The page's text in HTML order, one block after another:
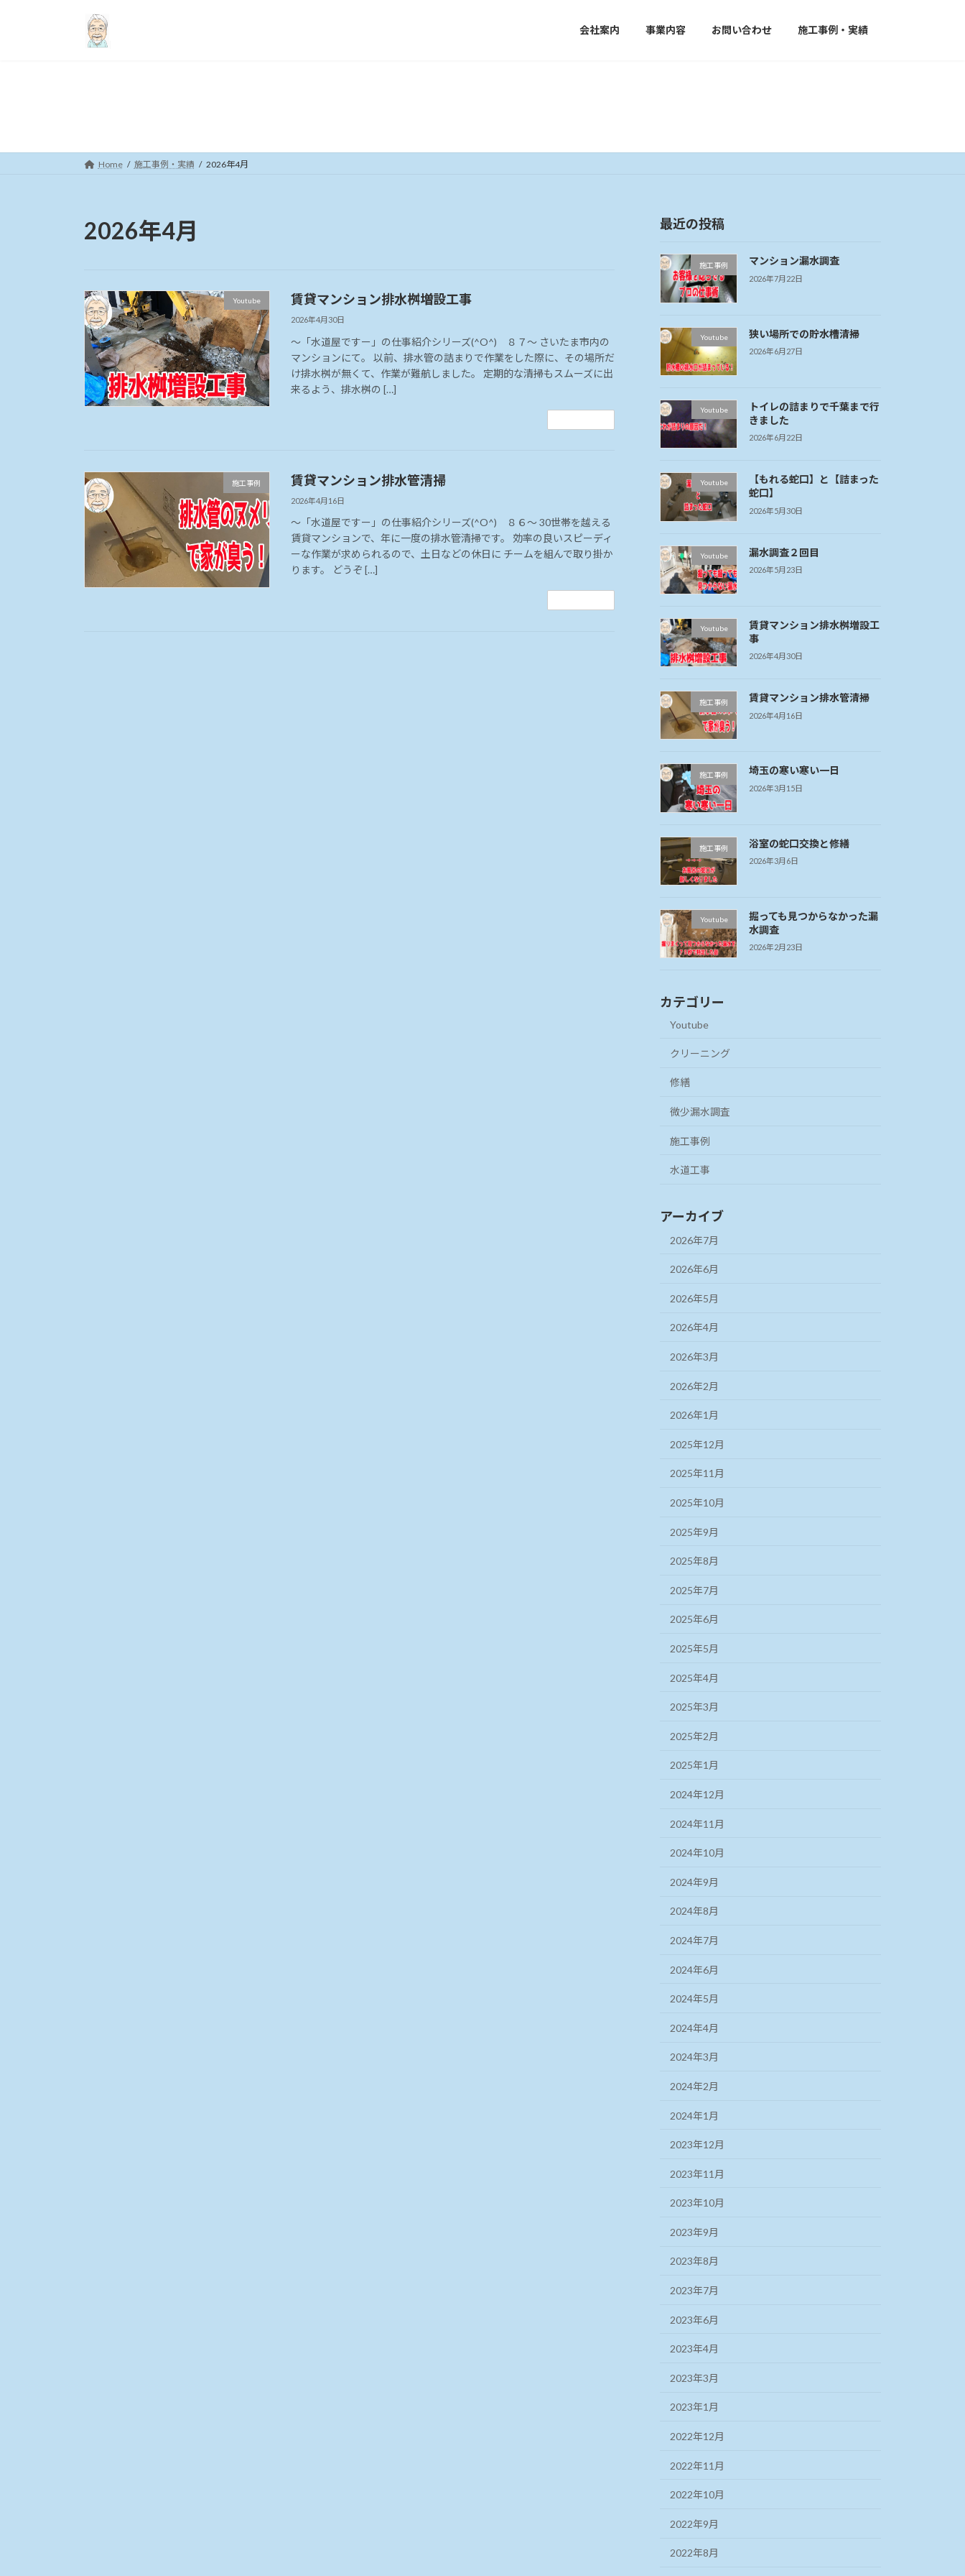
会社案内 事業内容 お問い合わせ 施工事例・実績
Home 施工事例・実績 2026年4月
2026年4月
Youtube 賃貸マンション排水桝増設工事
2026年4月30日
～「水道屋ですー」の仕事紹介シリーズ(^O^) ８７～ さいたま市内の
マンションにて。 以前、排水管の詰まりで作業をした際に、その場所だ
け排水桝が無くて、作業が難航しました。 定期的な清掃もスムーズに出
来るよう、排水桝の […]
施工事例 賃貸マンション排水管清掃
2026年4月16日
～「水道屋ですー」の仕事紹介シリーズ(^O^) ８６～ 30世帯を越える
賃貸マンションで、年に一度の排水管清掃です。 効率の良いスピーディ
ーな作業が求められるので、土日などの休日に チームを組んで取り掛か
ります。 どうぞ […]
最近の投稿
施工事例 マンション漏水調査
2026年7月22日
Youtube 狭い場所での貯水槽清掃
2026年6月27日
Youtube
トイレの詰まりで千葉まで行
きました
2026年6月22日
Youtube
【もれる蛇口】と【詰まった
蛇口】
2026年5月30日
Youtube 漏水調査２回目
2026年5月23日
Youtube
賃貸マンション排水桝増設工
事
2026年4月30日
施工事例 賃貸マンション排水管清掃
2026年4月16日
施工事例 埼玉の寒い寒い一日
2026年3月15日
施工事例 浴室の蛇口交換と修繕
2026年3月6日
Youtube
掘っても見つからなかった漏
水調査
2026年2月23日
カテゴリー
Youtube
クリーニング
修繕
微少漏水調査
施工事例
水道工事
アーカイブ
2026年7月
2026年6月
2026年5月
2026年4月
2026年3月
2026年2月
2026年1月
2025年12月
2025年11月
2025年10月
2025年9月
2025年8月
2025年7月
2025年6月
2025年5月
2025年4月
2025年3月
2025年2月
2025年1月
2024年12月
2024年11月
2024年10月
2024年9月
2024年8月
2024年7月
2024年6月
2024年5月
2024年4月
2024年3月
2024年2月
2024年1月
2023年12月
2023年11月
2023年10月
2023年9月
2023年8月
2023年7月
2023年6月
2023年4月
2023年3月
2023年1月
2022年12月
2022年11月
2022年10月
2022年9月
2022年8月